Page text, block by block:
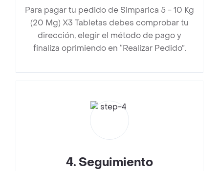
Para pagar tu pedido de Simparica 5 - 10 Kg
(20 Mg) X3 Tabletas debes comprobar tu
dirección, elegir el método de pago y
finaliza oprimiendo en “Realizar Pedido”.
4. Seguimiento